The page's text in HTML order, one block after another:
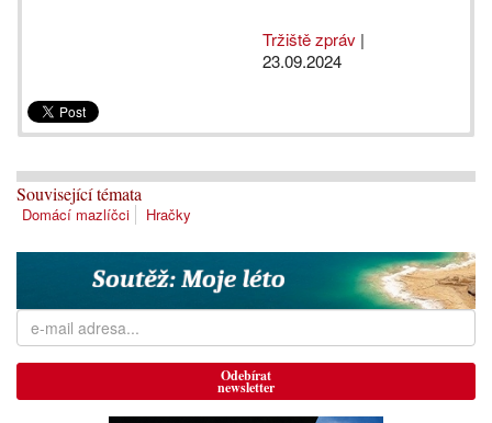
Tržiště zpráv |
23.09.2024
Související témata
Domácí mazlíčci Hračky
Odebírat
newsletter